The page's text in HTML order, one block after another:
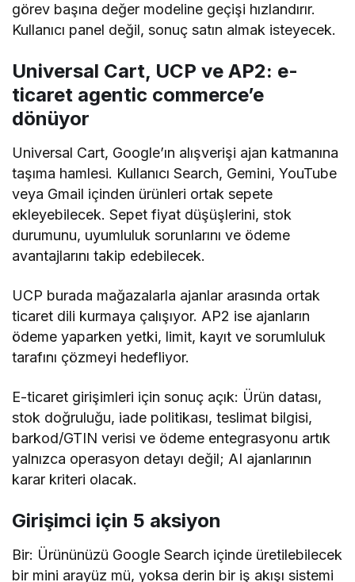
görev başına değer modeline geçişi hızlandırır.
Kullanıcı panel değil, sonuç satın almak isteyecek.
Universal Cart, UCP ve AP2: e-
ticaret agentic commerce’e
dönüyor
Universal Cart, Google’ın alışverişi ajan katmanına
taşıma hamlesi. Kullanıcı Search, Gemini, YouTube
veya Gmail içinden ürünleri ortak sepete
ekleyebilecek. Sepet fiyat düşüşlerini, stok
durumunu, uyumluluk sorunlarını ve ödeme
avantajlarını takip edebilecek.
UCP burada mağazalarla ajanlar arasında ortak
ticaret dili kurmaya çalışıyor. AP2 ise ajanların
ödeme yaparken yetki, limit, kayıt ve sorumluluk
tarafını çözmeyi hedefliyor.
E-ticaret girişimleri için sonuç açık: Ürün datası,
stok doğruluğu, iade politikası, teslimat bilgisi,
barkod/GTIN verisi ve ödeme entegrasyonu artık
yalnızca operasyon detayı değil; AI ajanlarının
karar kriteri olacak.
Girişimci için 5 aksiyon
Bir: Ürününüzü Google Search içinde üretilebilecek
bir mini arayüz mü, yoksa derin bir iş akışı sistemi